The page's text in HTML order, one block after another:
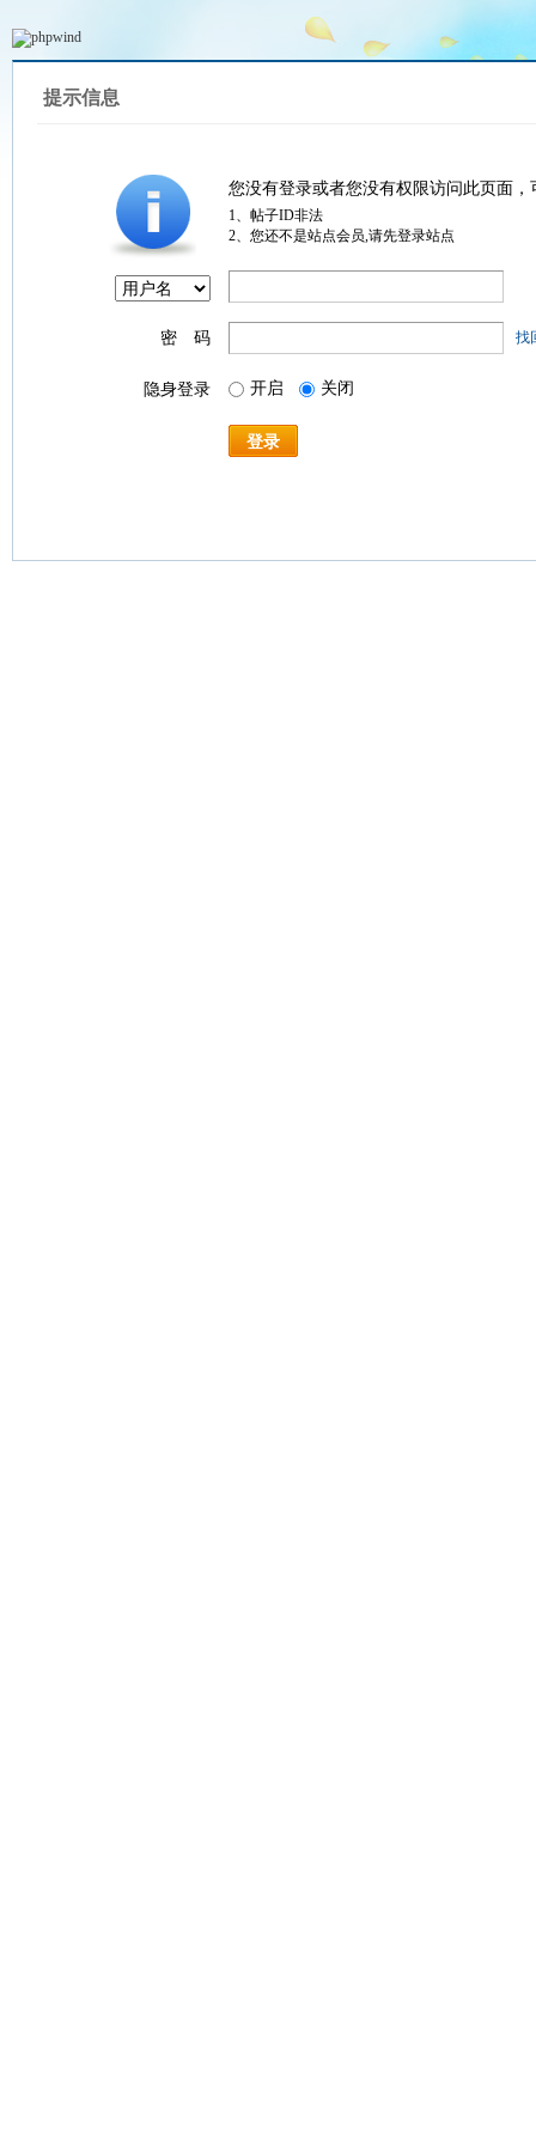
提示信息
您没有登录或者您没有权限访问此页面
1、帖子ID非法
2、您还不是站点会员,请先登录站点
密 码 找
隐身登录 开启 关闭
登录